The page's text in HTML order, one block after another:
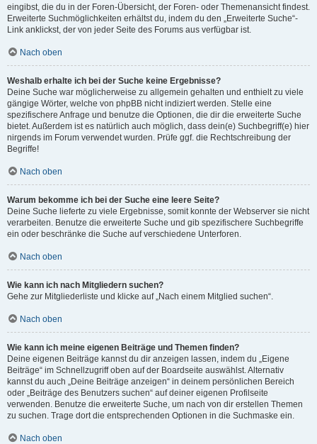
eingibst, die du in der Foren-Übersicht, der Foren- oder Themenansicht findest.
Erweiterte Suchmöglichkeiten erhältst du, indem du den „Erweiterte Suche“-
Link anklickst, der von jeder Seite des Forums aus verfügbar ist.
Nach oben
Weshalb erhalte ich bei der Suche keine Ergebnisse?
Deine Suche war möglicherweise zu allgemein gehalten und enthielt zu viele
gängige Wörter, welche von phpBB nicht indiziert werden. Stelle eine
spezifischere Anfrage und benutze die Optionen, die dir die erweiterte Suche
bietet. Außerdem ist es natürlich auch möglich, dass dein(e) Suchbegriff(e) hier
nirgends im Forum verwendet wurden. Prüfe ggf. die Rechtschreibung der
Begriffe!
Nach oben
Warum bekomme ich bei der Suche eine leere Seite?
Deine Suche lieferte zu viele Ergebnisse, somit konnte der Webserver sie nicht
verarbeiten. Benutze die erweiterte Suche und gib spezifischere Suchbegriffe
ein oder beschränke die Suche auf verschiedene Unterforen.
Nach oben
Wie kann ich nach Mitgliedern suchen?
Gehe zur Mitgliederliste und klicke auf „Nach einem Mitglied suchen“.
Nach oben
Wie kann ich meine eigenen Beiträge und Themen finden?
Deine eigenen Beiträge kannst du dir anzeigen lassen, indem du „Eigene
Beiträge“ im Schnellzugriff oben auf der Boardseite auswählst. Alternativ
kannst du auch „Deine Beiträge anzeigen“ in deinem persönlichen Bereich
oder „Beiträge des Benutzers suchen“ auf deiner eigenen Profilseite
verwenden. Benutze die erweiterte Suche, um nach von dir erstellen Themen
zu suchen. Trage dort die entsprechenden Optionen in die Suchmaske ein.
Nach oben